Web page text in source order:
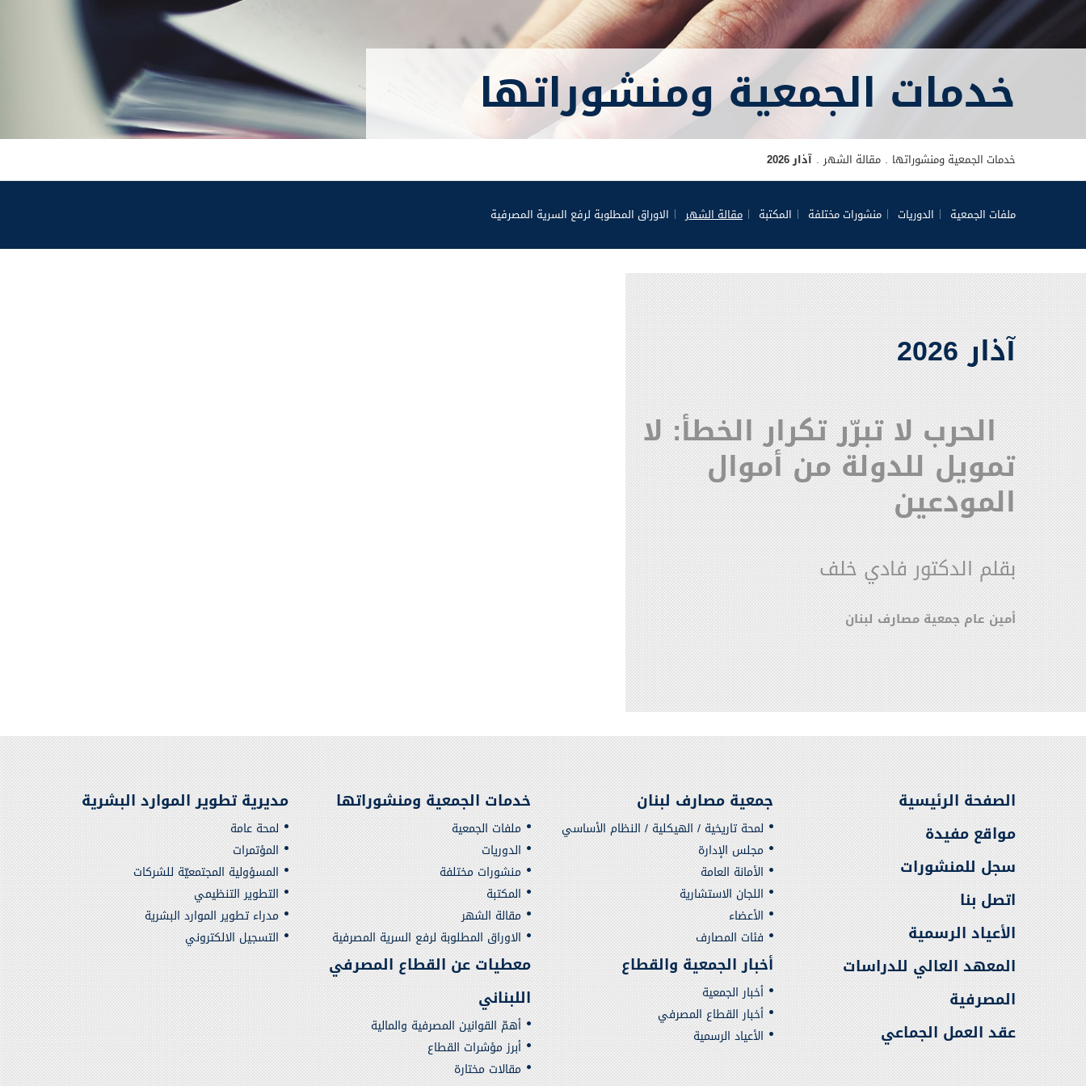
خدمات الجمعية ومنشوراتها
خدمات الجمعية ومنشوراتها مقالة الشهر آذار 2026
ملفات الجمعية الدوريات منشورات مختلفة المكتبة مقالة الشهر الاوراق المطلوبة لرفع السرية المصرفية
آذار 2026
الحرب لا تبرّر تكرار الخطأ: لا
تمويل للدولة من أموال
المودعين
بقلم الدكتور فادي خلف
أمين عام جمعية مصارف لبنان
الصفحة الرئيسية
مواقع مفيدة
سجل للمنشورات
اتصل بنا
الأعياد الرسمية
المعهد العالي للدراسات
المصرفية
عقد العمل الجماعي
جمعية مصارف لبنان
لمحة تاريخية / الهيكلية / النظام الأساسي
مجلس الإدارة
الأمانة العامة
اللجان الاستشارية
الأعضاء
فئات المصارف
خدمات الجمعية ومنشوراتها
ملفات الجمعية
الدوريات
منشورات مختلفة
المكتبة
مقالة الشهر
الاوراق المطلوبة لرفع السرية المصرفية
مديرية تطوير الموارد البشرية
لمحة عامة
المؤتمرات
المسؤولية المجتمعيّة للشركات
التطوير التنظيمي
مدراء تطوير الموارد البشرية
التسجيل الالكتروني
أخبار الجمعية والقطاع
أخبار الجمعية
أخبار القطاع المصرفي
الأعياد الرسمية
معطيات عن القطاع المصرفي
اللبناني
أهمّ القوانين المصرفية والمالية
أبرز مؤشرات القطاع
مقالات مختارة